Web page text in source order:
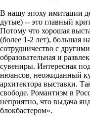
В нашу эпоху имитации
дутые) -- это главный
Потому что хорошая
(более 1-2 лет), большая
сотрудничество с
образовательная и
сувениры. Интересная
нюансов, неожиданный
архитектора выставки.
свободе. Романтизм в
неприятно, что выдача
блокбастером».